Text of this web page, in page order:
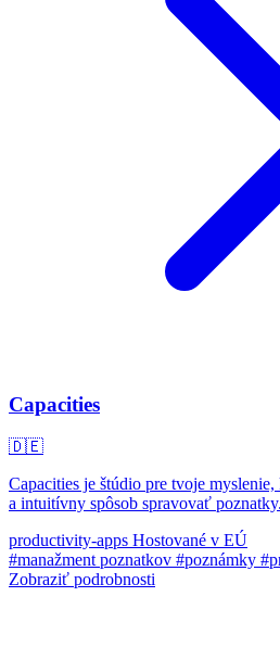
Capacities
🇩🇪
Capacities je štúdio pre tvoje
a intuitívny spôsob spravovať poznatky.
productivity-apps Hostované v EÚ
#manažment poznatkov #poznámky
Zobraziť podrobnosti